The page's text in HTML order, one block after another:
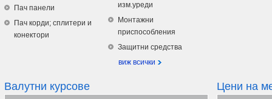
Пач панели
Пач корди; сплитери и
конектори
изм.уреди
Монтажни
приспособления
Защитни средства
виж всички
Валутни курсове Цени на